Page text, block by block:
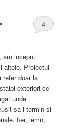
4
am inceput
altele. Proiectul
doar la
exteriori ce
unde
sa-l termin si
fier, lemn,